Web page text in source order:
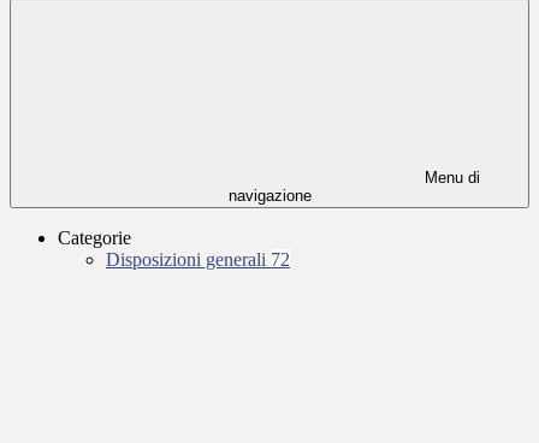
Menu di
navigazione
Categorie
Disposizioni generali 72